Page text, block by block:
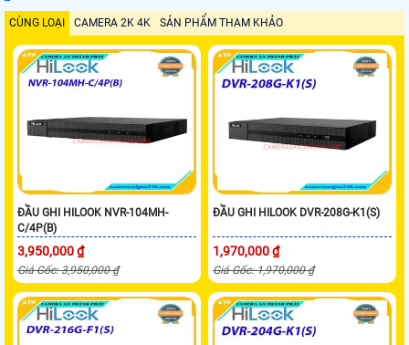
CÙNG LOẠI CAMERA 2K 4K SẢN PHẨM THAM KHẢO
ĐẦU GHI HILOOK NVR-104MH-
C/4P(B)
3,950,000 ₫
Giá Gốc: 3,950,000 ₫
ĐẦU GHI HILOOK DVR-208G-K1(S)
1,970,000 ₫
Giá Gốc: 1,970,000 ₫